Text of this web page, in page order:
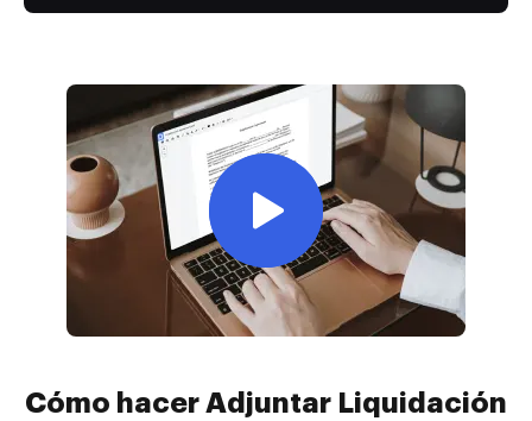
Cómo hacer Adjuntar Liquidación